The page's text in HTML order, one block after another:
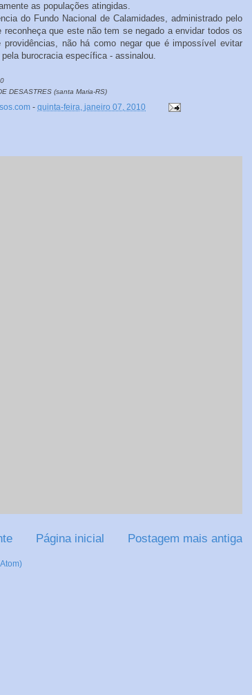
as populações atingidas.
do Fundo Nacional de Calamidades, administrado pelo
reconheça que este não tem se negado a envidar todos os
providências, não há como negar que é impossível evitar
burocracia específica - assinalou.
DESASTRES (santa Maria-RS)
- quinta-feira, janeiro 07, 2010
Postagem mais antiga
Página inicial